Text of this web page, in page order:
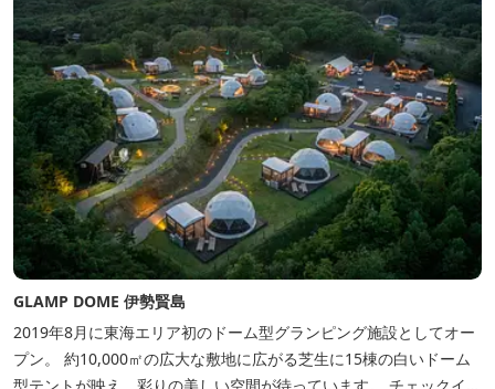
GLAMP DOME 伊勢賢島
2019年8月に東海エリア初のドーム型グランピング施設としてオー
プン。 約10,000㎡の広大な敷地に広がる芝生に15棟の白いドーム
型テントが映え、彩りの美しい空間が待っています。 チェックイン